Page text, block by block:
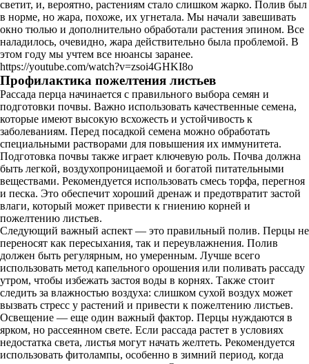
светит, и, вероятно, растениям стало слишком жарко. Полив был
в норме, но жара, похоже, их угнетала. Мы начали завешивать
окно тюлью и дополнительно обработали растения эпином. Все
наладилось, очевидно, жара действительно была проблемой. В
этом году мы учтем все нюансы заранее.
https://youtube.com/watch?v=zsoi4GHKI8o
Профилактика пожелтения листьев
Рассада перца начинается с правильного выбора семян и
подготовки почвы. Важно использовать качественные семена,
которые имеют высокую всхожесть и устойчивость к
заболеваниям. Перед посадкой семена можно обработать
специальными растворами для повышения их иммунитета.
Подготовка почвы также играет ключевую роль. Почва должна
быть легкой, воздухопроницаемой и богатой питательными
веществами. Рекомендуется использовать смесь торфа, перегноя
и песка. Это обеспечит хороший дренаж и предотвратит застой
влаги, который может привести к гниению корней и
пожелтению листьев.
Следующий важный аспект — это правильный полив. Перцы не
переносят как пересыхания, так и переувлажнения. Полив
должен быть регулярным, но умеренным. Лучше всего
использовать метод капельного орошения или поливать рассаду
утром, чтобы избежать застоя воды в корнях. Также стоит
следить за влажностью воздуха: слишком сухой воздух может
вызвать стресс у растений и привести к пожелтению листьев.
Освещение — еще один важный фактор. Перцы нуждаются в
ярком, но рассеянном свете. Если рассада растет в условиях
недостатка света, листья могут начать желтеть. Рекомендуется
использовать фитолампы, особенно в зимний период, когда